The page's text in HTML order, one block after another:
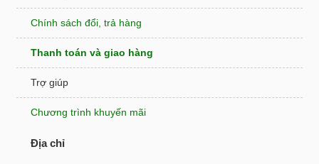
Chính sách đổi, trả hàng
Thanh toán và giao hàng
Trợ giúp
Chương trình khuyến mãi
Địa chỉ